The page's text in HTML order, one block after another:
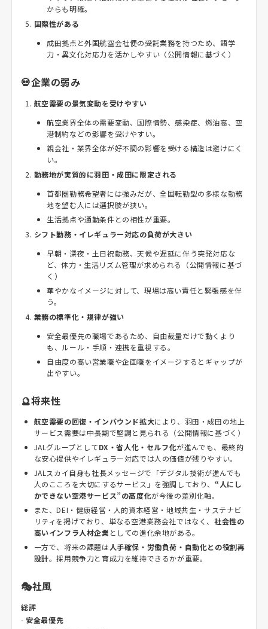
からも明確。
国際性がある
成田拠点と外国航空会社便の受託業務を持つため、語学
力・異文化対応力を活かしやすい（公開情報に基づく）
💀企業の弱み
航空需要の景気変動を受けやすい
航空業界全体の需要変動、国際情勢、感染症、燃油高、空
港制約などの影響を受けやすい。
親会社・業界全体が好不調の影響を受ける構造は避けにく
い。
勤務地が実質的に羽田・成田に限定される
首都圏勤務希望者には強みだが、全国転勤型の多様な勤務
地を望む人には選択肢が狭い。
生活拠点や通勤条件との相性が重要。
シフト勤務・イレギュラー対応の負荷が大きい
早朝・深夜・土日祝勤務、天候や遅延に伴う突発対応な
ど、体力・生活リズム管理が求められる（公開情報に基づ
く）
華やかなイメージに対して、現場は高い責任と緊張感を伴
う。
業務の標準化・規律が強い
安全最優先の職場であるため、自由裁量だけで動くより
も、ルール・手順・連携を重視する。
自由度の高い営業職や企画職をイメージするとギャップが
出やすい。
🔮将来性
航空需要の回復・インバウンド拡大により、羽田・成田の地上
サービス需要は中長期で堅調と見られる（公開情報に基づく）
JALグループとしてDX・省人化・セルフ化が進んでも、最終的
な安心提供やイレギュラー対応では人の価値が残りやすい。
JALスカイ自身も社長メッセージで「デジタル技術が進んでも
人のこころを大切にするサービス」を強調しており、 “人にし
かできない空港サービス”の高度化が今後の差別化軸。
また、DEI・健康経営・人的資本経営・地域共生・サステナビ
リティを掲げており、単なる空港業務会社ではなく、 社会性の
高いインフラ人材企業 としての進化余地がある。
一方で、将来の課題は人手確保・労働負荷・自動化との役割再
設計。採用競争力と育成力を維持できるかが重要。
🎭社風
総評
- 安全最優先